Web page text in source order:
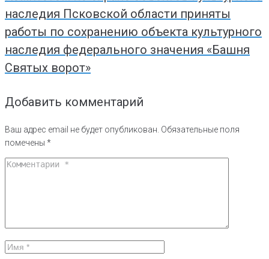
наследия Псковской области приняты
работы по сохранению объекта культурного
наследия федерального значения «Башня
Святых ворот»
Добавить комментарий
Ваш адрес email не будет опубликован. Обязательные поля
помечены *